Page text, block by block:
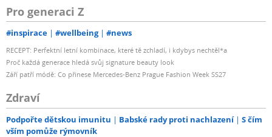
Pro generaci Z
#inspirace #wellbeing #news
RECEPT: Perfektní letní kombinace, které tě zchladí, i kdybys nechtěl*a
Proč každá generace hledá svůj signature beauty look
Září patří módě: Co přinese Mercedes-Benz Prague Fashion Week SS27
Zdraví
Podpořte dětskou imunitu Babské rady proti nachlazení
S čím
vším pomůže rýmovník